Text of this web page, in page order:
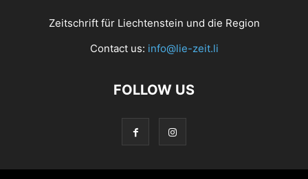
Zeitschrift für Liechtenstein und die Region
Contact us: info@lie-zeit.li
FOLLOW US